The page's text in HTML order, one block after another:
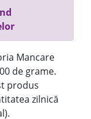
Mancare
de grame.
produs
zilnică